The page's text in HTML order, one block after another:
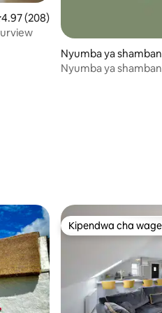
82
wa wastani wa 4.97 kati
4.97 (208)
Nyumba ya
Dromara
Nyumba ya
Kipendwa cha
Kipendwa cha